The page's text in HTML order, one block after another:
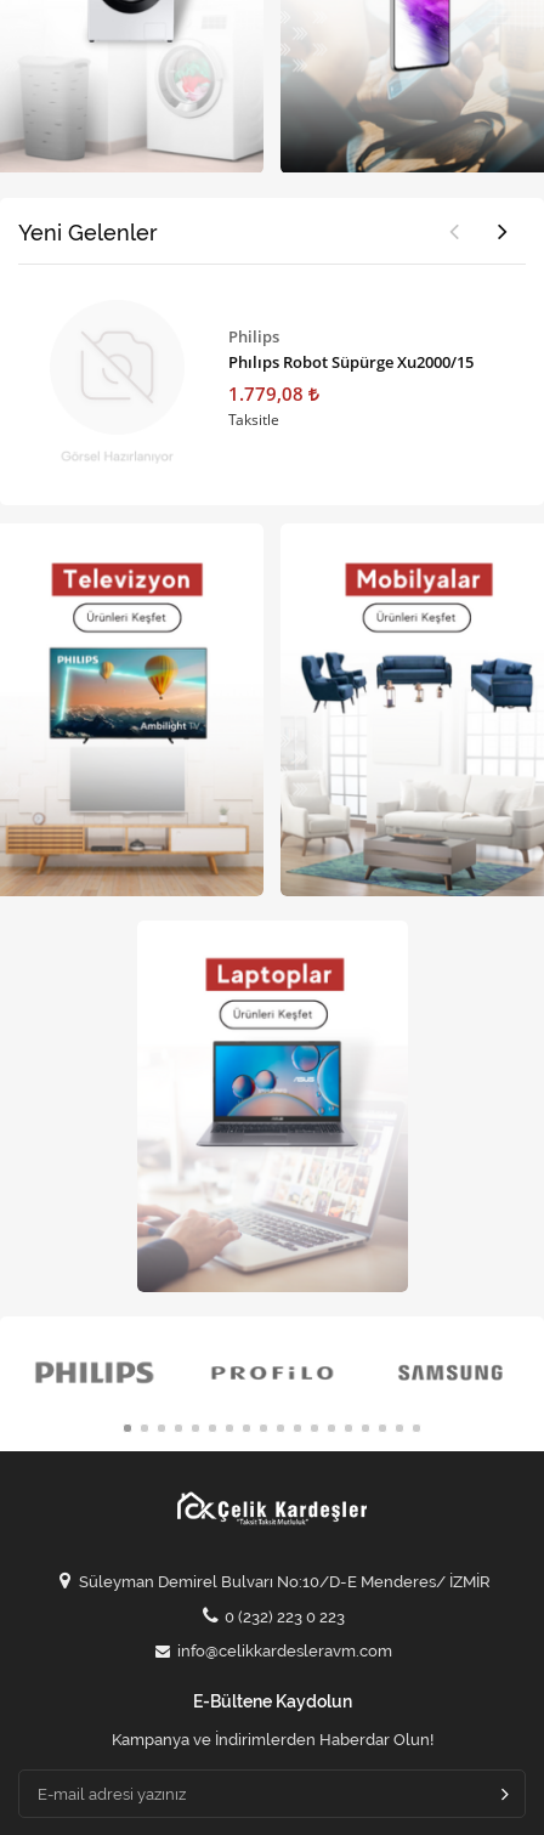
Yeni Gelenler
Philips
Phılıps Robot Süpürge Xu2000/15
1.779,08
Taksitle
Süleyman Demirel Bulvarı No:10/D-E Menderes/ İZMİR
0 (232) 223 0 223
info@celikkardesleravm.com
E-Bültene Kaydolun
Kampanya ve İndirimlerden Haberdar Olun!